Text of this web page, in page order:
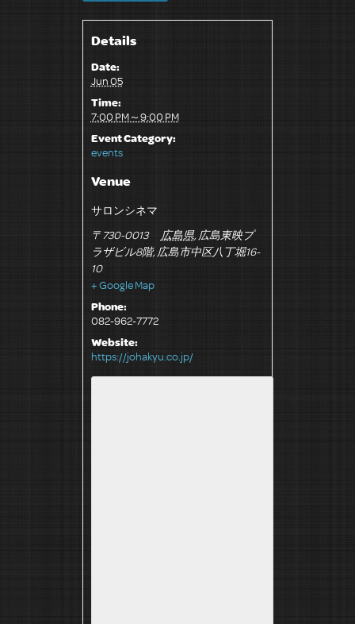
Details
Date:
Jun 05
Time:
7:00 PM～9:00 PM
Event Category:
events
Venue
サロンシネマ
〒730-0013
広島県,広島東映プ
ラザビル8階,広島市中区八丁堀16-
10
+ Google Map
Phone:
082-962-7772
Website:
https://johakyu.co.jp/